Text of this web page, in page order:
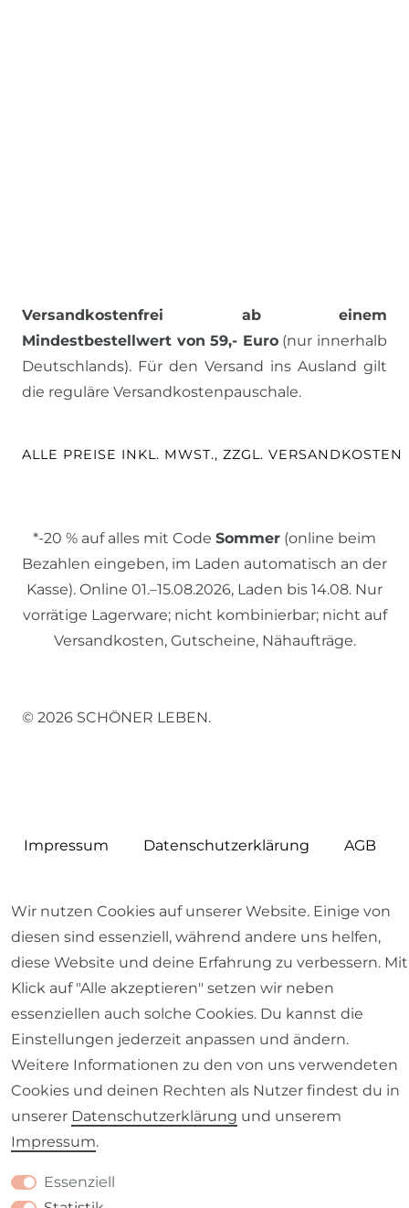
Versandkostenfrei ab einem
Mindestbestellwert von 59,- Euro(nur innerhalb
Deutschlands). Für den Versand ins Ausland gilt
die reguläre Versandkostenpauschale.
ALLE PREISE INKL. MWST., ZZGL. VERSANDKOSTEN
*-20 % auf alles mit Code Sommer (online beim
Bezahlen eingeben, im Laden automatisch an der
Kasse). Online 01.–15.08.2026, Laden bis 14.08. Nur
vorrätige Lagerware; nicht kombinierbar; nicht auf
Versandkosten, Gutscheine, Nähaufträge.
© 2026 SCHÖNER LEBEN.
Impressum Daten­schutz­erklärung AGB
Barrierefreiheitserklärung Widerrufs­recht
VERTRAG WIDERRUFEN Kontakt
Wir nutzen Cookies auf unserer Website. Einige von
diesen sind essenziell, während andere uns helfen,
diese Website und deine Erfahrung zu verbessern. Mit
Klick auf "Alle akzeptieren" setzen wir neben
essenziellen auch solche Cookies. Du kannst die
Einstellungen jederzeit anpassen und ändern.
Weitere Informationen zu den von uns verwendeten
Cookies und deinen Rechten als Nutzer findest du in
unserer Daten­schutz­erklärung und unserem
Impressum.
Essenziell